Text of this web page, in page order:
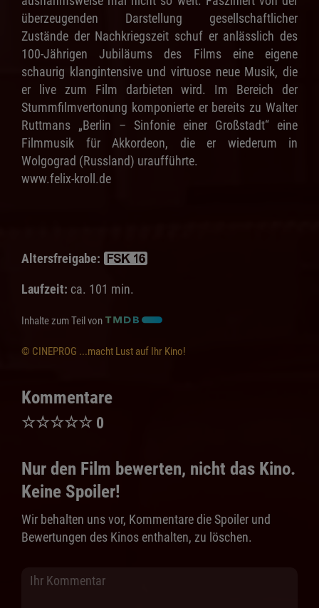
überzeugenden Darstellung gesellschaftlicher
Zustände der Nachkriegszeit schuf er anlässlich des
100-Jährigen Jubiläums des Films eine eigene
schaurig klangintensive und virtuose neue Musik, die
er live zum Film darbieten wird. Im Bereich der
Stummfilmvertonung komponierte er bereits zu Walter
Ruttmans „Berlin – Sinfonie einer Großstadt“ eine
Filmmusik für Akkordeon, die er wiederum in
Wolgograd (Russland) uraufführte.
www.felix-kroll.de
Altersfreigabe:
Laufzeit: ca. 101 min.
Inhalte zum Teil von
© CINEPROG ...macht Lust auf Ihr Kino!
Kommentare
☆☆☆☆☆ 0
Nur den Film bewerten, nicht das Kino.
Keine Spoiler!
Wir behalten uns vor, Kommentare die Spoiler und
Bewertungen des Kinos enthalten, zu löschen.